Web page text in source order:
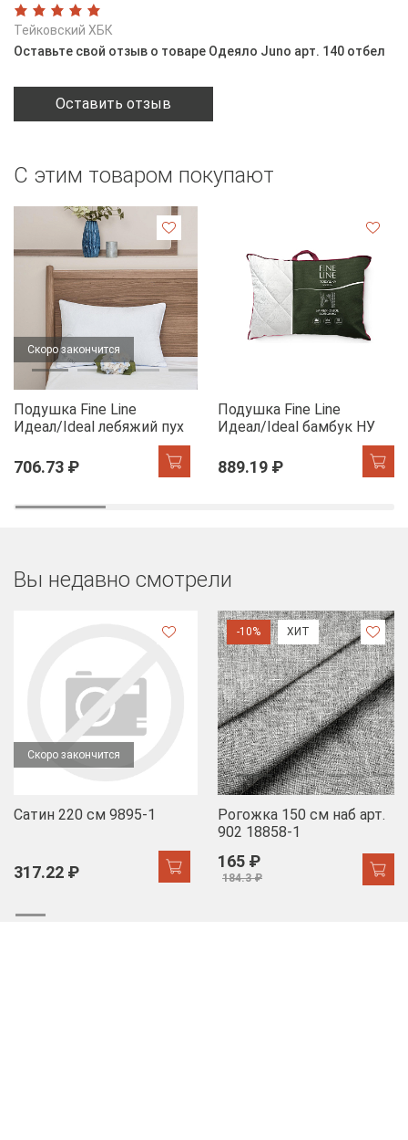
Тейковский ХБК
Оставьте свой отзыв о товаре Одеяло Juno арт. 140 отбел
Оставить отзыв
С этим товаром покупают
Скоро закончится
Подушка Fine Line
Идеал/Ideal лебяжий пух
706.73 ₽
Подушка Fine Line
Идеал/Ideal бамбук НУ
889.19 ₽
Вы недавно смотрели
Скоро закончится
Сатин 220 см 9895-1
317.22 ₽
-10% ХИТ
Рогожка 150 см наб арт.
902 18858-1
165 ₽
184.3 ₽